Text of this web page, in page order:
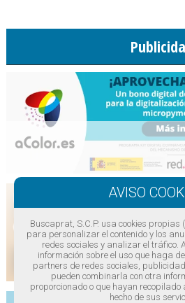
Buscaprat, S.C.P. usa cookies propias
para personalizar el contenido y los
redes sociales y analizar el tráfico.
información sobre el uso que haga
partners de redes sociales,
pueden combinarla con otra
proporcionado o que hayan
hecho de sus